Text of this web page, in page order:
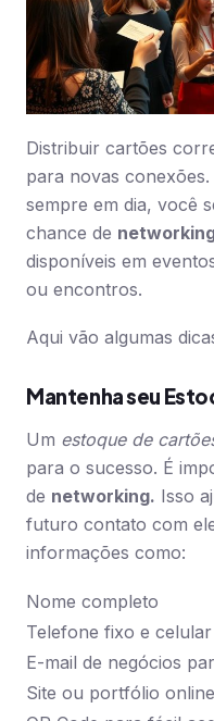
Distribuir cartões
para novas conexões.
sempre em dia, você
chance de
disponíveis em
ou encontros.
Aqui vão algumas
Mantenha seu
Um estoque de
para o sucesso. É
de networking. Isso
futuro contato com
informações como:
Nome completo
Telefone fixo e
E-mail de negócios
Site ou portfólio online